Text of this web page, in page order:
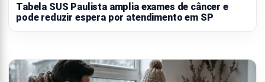
Tabela SUS Paulista amplia exames de câncer e
pode reduzir espera por atendimento em SP